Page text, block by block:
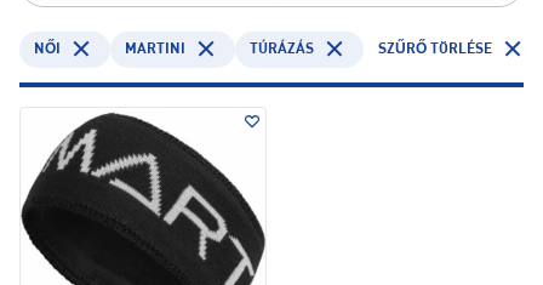
NŐI MARTINI TÚRÁZÁS SZŰRŐ TÖRLÉSE